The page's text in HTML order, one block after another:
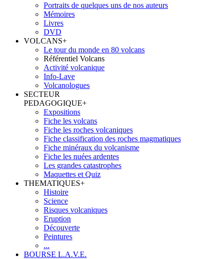
Portraits de quelques uns de nos auteurs
Mémoires
Livres
DVD
VOLCANS+
Le tour du monde en 80 volcans
Référentiel Volcans
Activité volcanique
Info-Lave
Volcanologues
SECTEUR
PEDAGOGIQUE+
Expositions
Fiche les volcans
Fiche les roches volcaniques
Fiche classification des roches magmatiques
Fiche minéraux du volcanisme
Fiche les nuées ardentes
Les grandes catastrophes
Maquettes et Quiz
THEMATIQUES+
Histoire
Science
Risques volcaniques
Eruption
Découverte
Peintures
...
BOURSE L.A.V.E.